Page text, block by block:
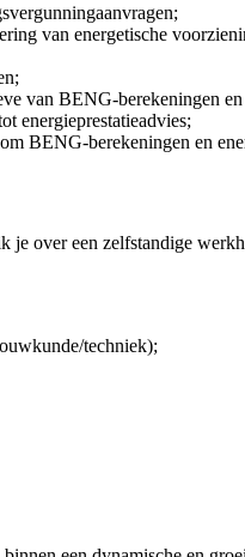
van energetische
van BENG-berekeningen
energieprestatieadvies;
BENG-berekeningen en
over een zelfstandige
techniek);